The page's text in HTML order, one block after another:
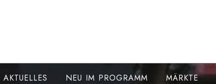
AKTUELLES NEU IM PROGRAMM MÄRKTE